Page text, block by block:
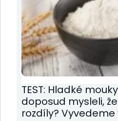
TEST: Hladké
doposud mysleli,
rozdíly? Vyvedeme